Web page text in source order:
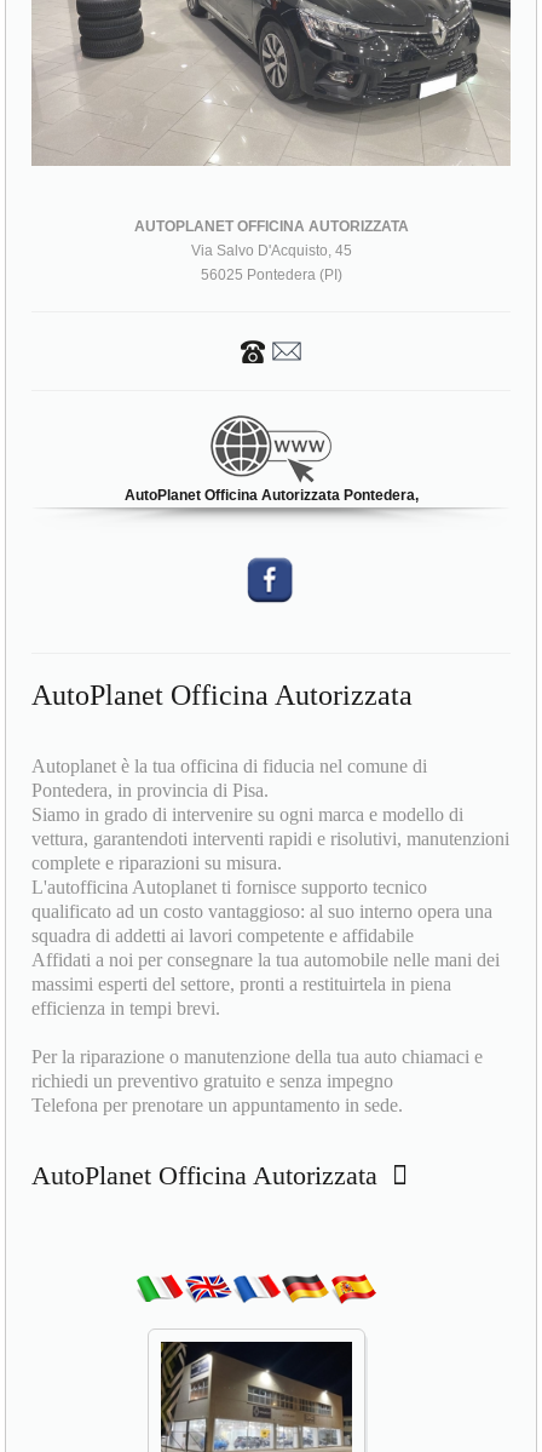
AUTOPLANET OFFICINA AUTORIZZATA
Via Salvo D'Acquisto, 45
56025 Pontedera (PI)
AutoPlanet Officina Autorizzata Pontedera,
AutoPlanet Officina Autorizzata
Autoplanet è la tua officina di fiducia nel comune di
Pontedera, in provincia di Pisa.
Siamo in grado di intervenire su ogni marca e modello di
vettura, garantendoti interventi rapidi e risolutivi, manutenzioni
complete e riparazioni su misura.
L'autofficina Autoplanet ti fornisce supporto tecnico
qualificato ad un costo vantaggioso: al suo interno opera una
squadra di addetti ai lavori competente e affidabile
Affidati a noi per consegnare la tua automobile nelle mani dei
massimi esperti del settore, pronti a restituirtela in piena
efficienza in tempi brevi.
Per la riparazione o manutenzione della tua auto chiamaci e
richiedi un preventivo gratuito e senza impegno
Telefona per prenotare un appuntamento in sede.
AutoPlanet Officina Autorizzata